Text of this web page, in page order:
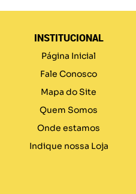
INSTITUCIONAL
Página Inicial
Fale Conosco
Mapa do Site
Quem Somos
Onde estamos
Indique nossa Loja